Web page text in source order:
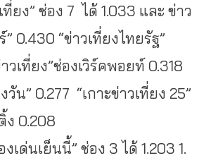
ยง” ช่อง 7 ได้ 1.033 และ ข่าว
0.430 “ข่าวเที่ยงไทยรัฐ”
วเที่ยง”ช่องเวิร์คพอยท์ 0.318
วัน” 0.277 “เกาะข่าวเที่ยง 25”
ง 0.208
องเด่นเย็นนี้” ช่อง 3 ได้ 1.203 1.